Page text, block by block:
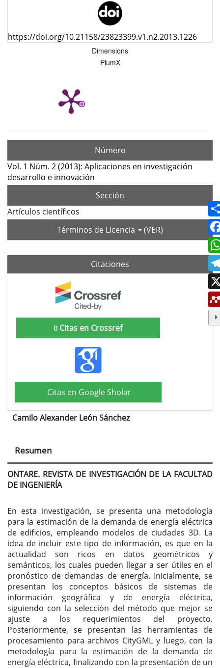
https://doi.org/10.21158/23823399.v1.n2.2013.1226
Dimensions
PlumX
Número
Vol. 1 Núm. 2 (2013): Aplicaciones en investigación
desarrollo e innovación
Sección
Artículos científicos
Términos de Licencia
(VER)
Citaciones
0 Citas en Crossref
Citas en Google Sholar
Contenido
principal
del
artículo
Camilo Alexander León Sánchez
Resumen
ONTARE. REVISTA DE INVESTIGACIÓN DE LA FACULTAD
DE INGENIERÍA
En esta investigación, se presenta una metodología
para la estimación de la demanda de energía eléctrica
de edificios, empleando modelos de ciudades 3D. La
idea de incluir este tipo de información, es que en la
actualidad son ricos en datos geométricos y
semánticos, los cuales pueden llegar a ser útiles en el
pronóstico de demandas de energía. Inicialmente, se
presentan los conceptos básicos de sistemas de
información geográfica y de energía eléctrica,
siguiendo con la selección del método que mejor se
ajuste a los requerimientos del proyecto.
Posteriormente, se presentan las herramientas de
procesamiento para archivos CityGML y luego, con la
metodología para la estimación de la demanda de
energía eléctrica, finalizando con la presentación de un